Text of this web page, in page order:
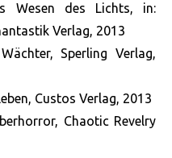
Wesen des Lichts, in:
Verlag, 2013
Sperling Verlag,
Custos Verlag, 2013
Chaotic Revelry